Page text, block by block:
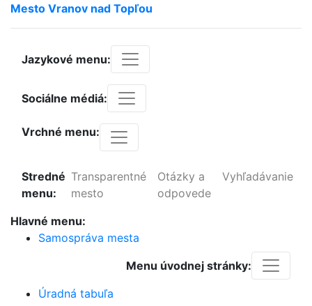
Mesto Vranov nad Topľou
Jazykové menu:
Sociálne médiá:
Vrchné menu:
Stredné
menu:
Transparentné
mesto
Otázky a
odpovede
Vyhľadávanie
Hlavné menu:
Samospráva mesta
Menu úvodnej stránky:
Úradná tabuľa